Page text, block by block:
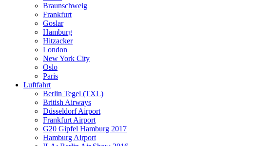
Braunschweig
Frankfurt
Goslar
Hamburg
Hitzacker
London
New York City
Oslo
Paris
Luftfahrt
Berlin Tegel (TXL)
British Airways
Düsseldorf Airport
Frankfurt Airport
G20 Gipfel Hamburg 2017
Hamburg Airport